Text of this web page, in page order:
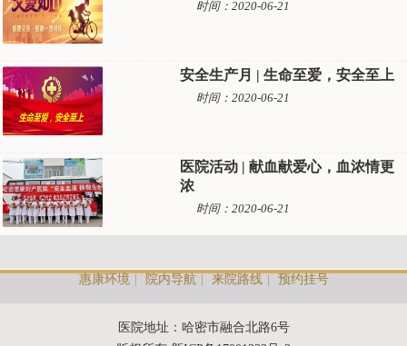
时间：2020-06-21
安全生产月 | 生命至爱，安全至上
时间：2020-06-21
医院活动 | 献血献爱心，血浓情更
浓
时间：2020-06-21
惠康环境 | 院内导航 | 来院路线 | 预约挂号
医院地址：哈密市融合北路6号